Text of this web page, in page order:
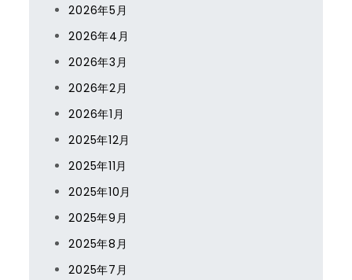
2026年5月
2026年4月
2026年3月
2026年2月
2026年1月
2025年12月
2025年11月
2025年10月
2025年9月
2025年8月
2025年7月